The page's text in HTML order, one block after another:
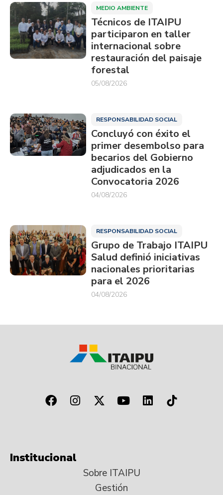
MEDIO AMBIENTE
Técnicos de ITAIPU
participaron en taller
internacional sobre
restauración del paisaje
forestal
05/08/2026
RESPONSABILIDAD SOCIAL
Concluyó con éxito el
primer desembolso para
becarios del Gobierno
adjudicados en la
Convocatoria 2026
04/08/2026
RESPONSABILIDAD SOCIAL
Grupo de Trabajo ITAIPU
Salud definió iniciativas
nacionales prioritarias
para el 2026
04/08/2026
Institucional
Sobre ITAIPU
Gestión